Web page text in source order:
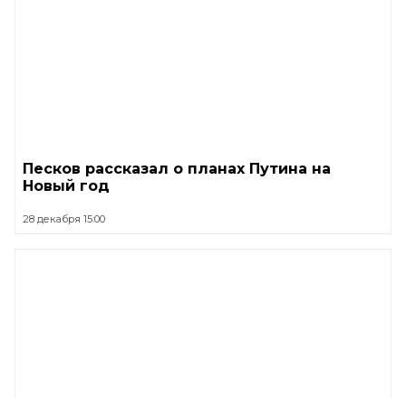
Песков рассказал о планах Путина на
Новый год
28 декабря 15:00